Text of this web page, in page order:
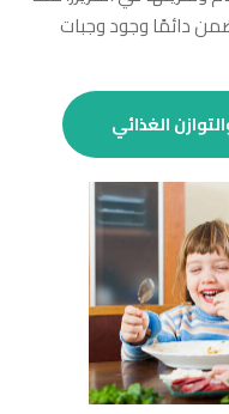
دائمًا وجود وجبات
الغذائي